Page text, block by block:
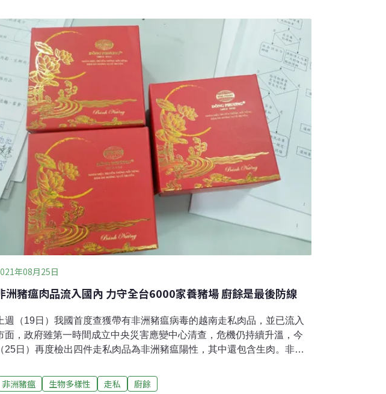
頃，多為已經砍伐整理過、原住民保留地上的雜木林，國有林班地並未
受波及，不排除是農民整地不慎所致。（自由時報報導）
年08月25日
洲豬瘟肉品流入國內 力守全台6000家養豬場 廚餘是最後防線
週（19日）我國首度查獲帶有非洲豬瘟病毒的越南走私肉品，並已流入
面，政府雖第一時間成立中央災害應變中心清查，危機仍持續升溫，今
（25日）再度檢出四件走私肉品為非洲豬瘟陽性，其中還包含生肉。非洲
關鍵期，病毒已入境國內，最後一道防線就是廚餘。唯有確保農戶沒有
非洲豬瘟 生物多樣性 走私 廚餘